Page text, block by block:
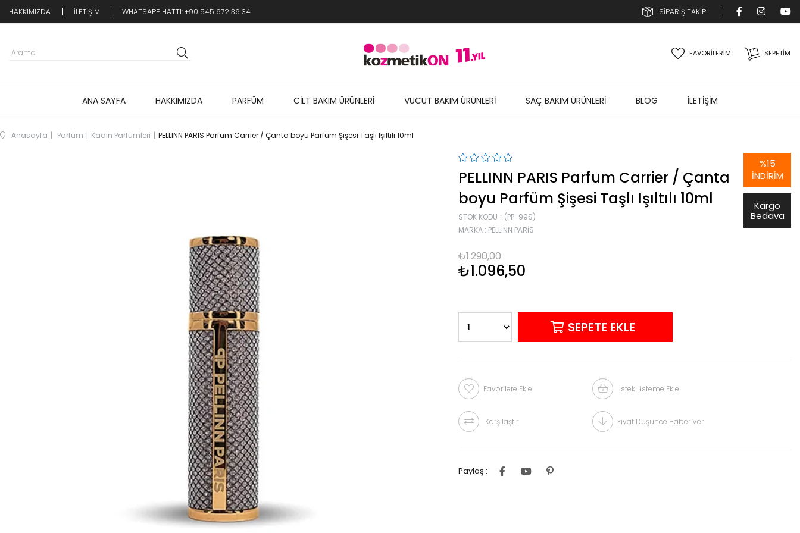
HAKKIMIZDA. İLETİŞİM WHATSAPP HATTI: +90 545 672 36 34 SİPARİŞ TAKİP
SEPETIM
FAVORİLERİM
ANA SAYFA HAKKIMIZDA PARFÜM CİLT BAKIM ÜRÜNLERİ VUCUT BAKIM ÜRÜNLERİ SAÇ BAKIM ÜRÜNLERİ BLOG İLETİŞİM
Anasayfa Parfüm Kadın Parfümleri PELLINN PARIS Parfum Carrier / Çanta boyu Parfüm Şişesi Taşlı Işıltılı 10ml
PELLINN PARIS Parfum Carrier / Çanta
boyu Parfüm Şişesi Taşlı Işıltılı 10ml
STOK KODU
(PP-99S)
MARKA : PELLINN PARIS
₺1.290,00
₺1.096,50
%15
İNDIRIM
Kargo
Bedava
Favorilere Ekle İstek Listeme Ekle
Karşılaştır Fiyat Düşünce Haber Ver
Paylaş :